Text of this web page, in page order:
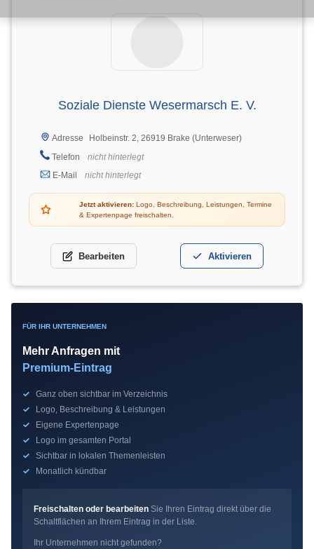
Soziale Dienste Wesermarsch E. V.
Adresse
Holbeinstr. 2, 26919 Brake (Unterweser)
Telefon
nicht hinterlegt
E-Mail
nicht hinterlegt
Jetzt aktivieren: Logo, Beschreibung, Leistungen, Termine
& Expertenpage freischalten.
Bearbeiten Aktivieren
FÜR IHR UNTERNEHMEN
Mehr Anfragen mit
Premium-Eintrag
✓
Ganz oben sichtbar im Verzeichnis
✓
Logo, Beschreibung & Leistungen
✓
Eigene Expertenpage
✓
Logo im gesamten Portal
✓
Sichtbar in lokalen Themenleisten
✓
Monatlich kündbar
Freischalten oder bearbeiten Sie Ihren Eintrag direkt über die
Schaltflächen an Ihrem Eintrag in der Liste.
Ihr Unternehmen nicht gefunden?